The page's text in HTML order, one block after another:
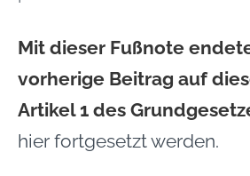
Mit dieser Fußnote
vorherige Beitrag auf
Artikel 1 des
hier fortgesetzt werden.